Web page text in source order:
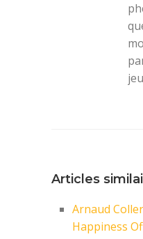
Articles
Arnaud
Happiness